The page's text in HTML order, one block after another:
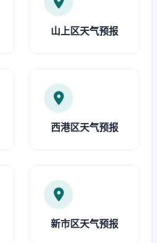
山上区天气预报
西港区天气预报
新市区天气预报